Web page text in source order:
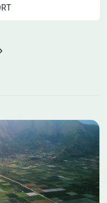
généreuse de 41
facile